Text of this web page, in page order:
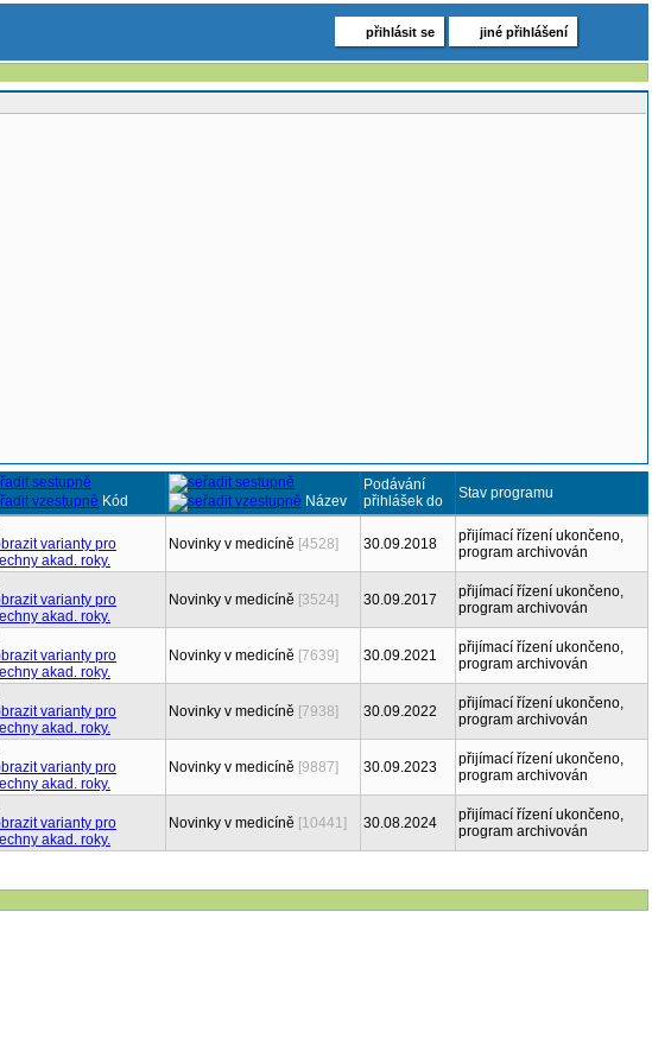
přihlásit se jiné přihlášení
Kód Název
Podávání
přihlášek do
Stav programu
Novinky v medicíně [4528] 30.09.2018
přijímací řízení ukončeno,
program archivován
Novinky v medicíně [3524] 30.09.2017
přijímací řízení ukončeno,
program archivován
Novinky v medicíně [7639] 30.09.2021
přijímací řízení ukončeno,
program archivován
Novinky v medicíně [7938] 30.09.2022
přijímací řízení ukončeno,
program archivován
Novinky v medicíně [9887] 30.09.2023
přijímací řízení ukončeno,
program archivován
Novinky v medicíně [10441] 30.08.2024
přijímací řízení ukončeno,
program archivován